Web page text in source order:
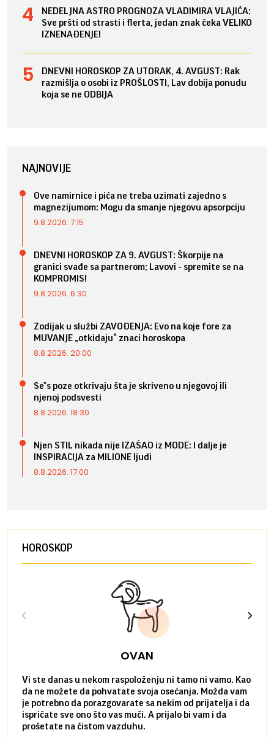
NEDELJNA ASTRO PROGNOZA VLADIMIRA VLAJIĆA:
Sve pršti od strasti i flerta, jedan znak čeka VELIKO
IZNENAĐENJE!
DNEVNI HOROSKOP ZA UTORAK, 4. AVGUST: Rak
razmišlja o osobi iz PROŠLOSTI, Lav dobija ponudu
koja se ne ODBIJA
NAJNOVIJE
Ove namirnice i pića ne treba uzimati zajedno s
magnezijumom: Mogu da smanje njegovu apsorpciju
9.8.2026. 7:15
DNEVNI HOROSKOP ZA 9. AVGUST: Škorpije na
granici svađe sa partnerom; Lavovi - spremite se na
KOMPROMIS!
9.8.2026. 6:30
Zodijak u službi ZAVOĐENJA: Evo na koje fore za
MUVANJE „otkidaju“ znaci horoskopa
8.8.2026. 20:00
Se*s poze otkrivaju šta je skriveno u njegovoj ili
njenoj podsvesti
8.8.2026. 18:30
Njen STIL nikada nije IZAŠAO iz MODE: I dalje je
INSPIRACIJA za MILIONE ljudi
8.8.2026. 17:00
HOROSKOP
OVAN
Vi ste danas u nekom raspoloženju ni tamo ni vamo. Kao
da ne možete da pohvatate svoja osećanja. Možda vam
je potrebno da porazgovarate sa nekim od prijatelja i da
ispričate sve ono što vas muči. A prijalo bi vam i da
prošetate na čistom vazduhu.